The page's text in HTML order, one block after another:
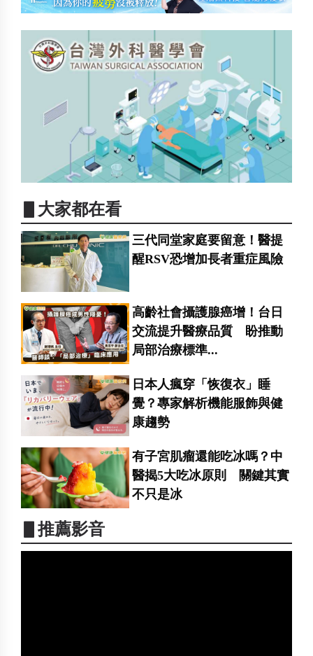
▋大家都在看
三代同堂家庭要留意！醫提
醒RSV恐增加長者重症風險
高齡社會攝護腺癌增！台日
交流提升醫療品質 盼推動
局部治療標準...
日本人瘋穿「恢復衣」睡
覺？專家解析機能服飾與健
康趨勢
有子宮肌瘤還能吃冰嗎？中
醫揭5大吃冰原則 關鍵其實
不只是冰
▋推薦影音